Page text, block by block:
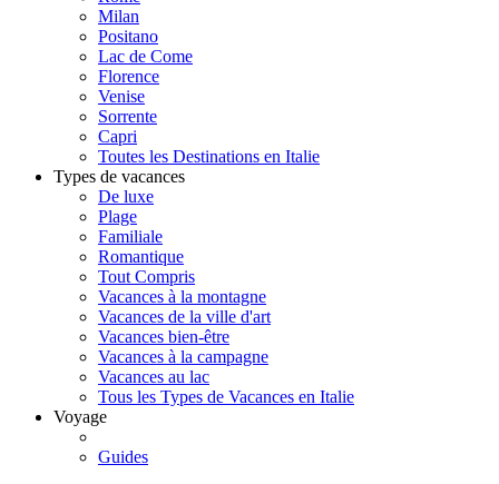
Milan
Positano
Lac de Come
Florence
Venise
Sorrente
Capri
Toutes les Destinations en Italie
Types de vacances
De luxe
Plage
Familiale
Romantique
Tout Compris
Vacances à la montagne
Vacances de la ville d'art
Vacances bien-être
Vacances à la campagne
Vacances au lac
Tous les Types de Vacances en Italie
Voyage
Guides